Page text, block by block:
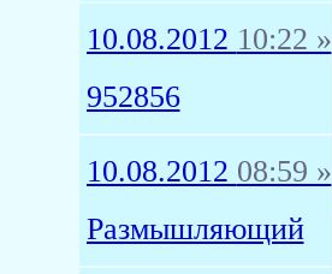
10.08.2012 10:22 »
952856
10.08.2012 08:59 »
Размышляющий